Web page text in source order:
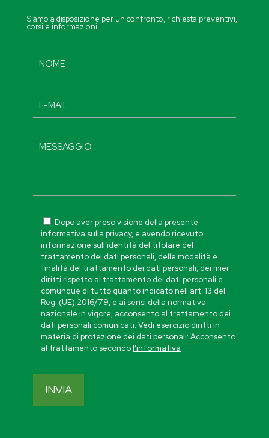
Siamo a disposizione per un confronto, richiesta preventivi,
corsi e informazioni.
Dopo aver preso visione della presente
informativa sulla privacy, e avendo ricevuto
informazione sull’identità del titolare del
trattamento dei dati personali, delle modalità e
finalità del trattamento dei dati personali, dei miei
diritti rispetto al trattamento dei dati personali e
comunque di tutto quanto indicato nell’art. 13 del
Reg. (UE) 2016/79, e ai sensi della normativa
nazionale in vigore, acconsento al trattamento dei
dati personali comunicati. Vedi esercizio diritti in
materia di protezione dei dati personali: Acconsento
al trattamento secondol’informativa